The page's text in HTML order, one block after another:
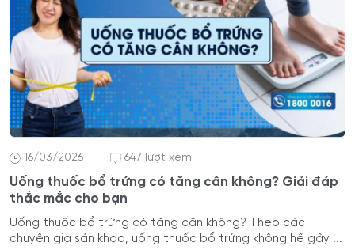
16/03/2026 647 lượt xem
Uống thuốc bổ trứng có tăng cân không? Giải đáp
thắc mắc cho bạn
Uống thuốc bổ trứng có tăng cân không? Theo các
chuyên gia sản khoa, uống thuốc bổ trứng không hề gây ...